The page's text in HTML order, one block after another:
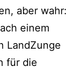
aber wahr:
einem
LandZunge
für die